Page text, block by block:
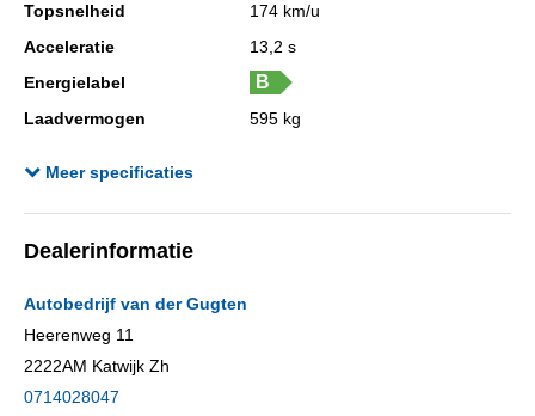
Topsnelheid
174 km/u
Acceleratie
13,2 s
Energielabel
Laadvermogen
595 kg
Aantal cilinders
Kleur
Motorrijtuigenbelasting
Gewicht (leeg)
Aandrijving
Meer specificaties
Dealerinformatie
Autobedrijf van der Gugten
Heerenweg 11
2222AM Katwijk Zh
0714028047